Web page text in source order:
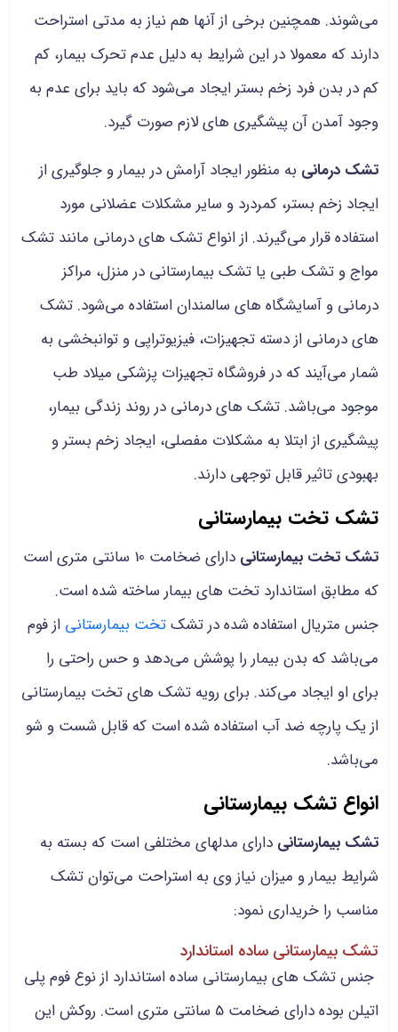
می‌شوند. همچنین برخی از آنها هم نیاز به مدتی استراحت
دارند که معمولا در این شرایط به دلیل عدم تحرک بیمار، کم
کم در بدن فرد زخم بستر ایجاد می‌شود که باید برای عدم به
وجود آمدن آن پیشگیری های لازم صورت گیرد.
تشک درمانی به منظور ایجاد آرامش در بیمار و جلوگیری از
ایجاد زخم بستر، کمردرد و سایر مشکلات عضلانی مورد
استفاده قرار می‌گیرند. از انواع تشک های درمانی مانند تشک
مواج و تشک طبی یا تشک بیمارستانی در منزل، مراکز
درمانی و آسایشگاه های سالمندان استفاده می‌شود. تشک
های درمانی از دسته تجهیزات، فیزیوتراپی و توانبخشی به
شمار می‌آیند که در فروشگاه تجهیزات پزشکی میلاد طب
موجود می‌باشد. تشک های درمانی در روند زندگی بیمار،
پیشگیری از ابتلا به مشکلات مفصلی، ایجاد زخم بستر و
بهبودی تاثیر قابل توجهی دارند.
تشک تخت بیمارستانی
تشک تخت بیمارستانی
دارای ضخامت 10 سانتی متری است
که مطابق استاندارد تخت های بیمار ساخته شده است.
جنس متریال استفاده شده در تشکتخت بیمارستانی از فوم
می‌باشد که بدن بیمار را پوشش می‌دهد و حس راحتی را
برای او ایجاد می‌کند. برای رویه تشک های تخت بیمارستانی
از یک پارچه ضد آب استفاده شده است که قابل شست و شو
می‌باشد.
انواع تشک بیمارستانی
تشک بیمارستانی دارای مدلهای مختلفی است که بسته به
شرایط بیمار و میزان نیاز وی به استراحت می‌توان تشک
مناسب را خریداری نمود:
تشک بیمارستانی ساده استاندارد
جنس تشک های بیمارستانی ساده استاندارد از نوع فوم پلی
اتیلن بوده دارای ضخامت 5 سانتی متری است. روکش این